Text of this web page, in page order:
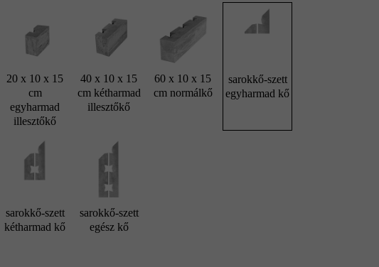
20 x 10 x 15
cm
egyharmad
illesztőkő
40 x 10 x 15
cm kétharmad
illesztőkő
60 x 10 x 15
cm normálkő
sarokkő-szett
egyharmad kő
sarokkő-szett
kétharmad kő
sarokkő-szett
egész kő